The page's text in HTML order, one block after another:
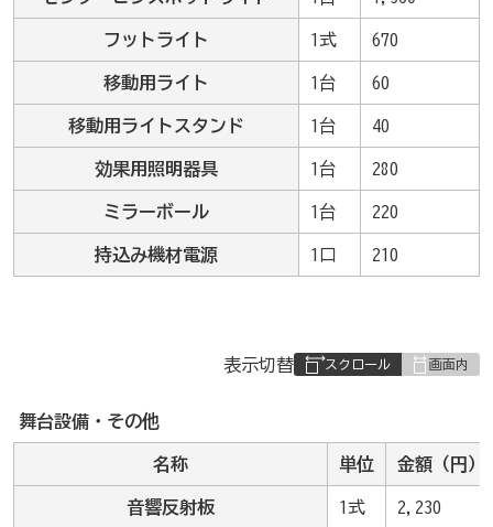
フットライト 1式 670
移動用ライト 1台 60
移動用ライトスタンド 1台 40
効果用照明器具 1台 280
ミラーボール 1台 220
持込み機材電源 1口 210
表
の
表示切替
舞台設備・その他
名称 単位 金額（円）
音響反射板 1式 2,230